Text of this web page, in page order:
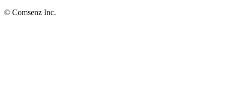
© Comsenz Inc.